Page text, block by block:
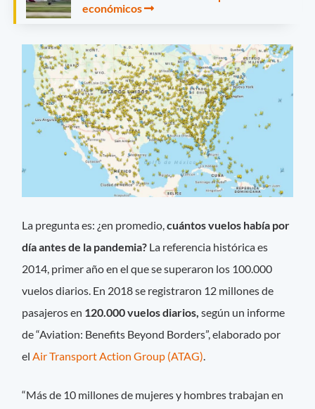
económicos
La pregunta es: ¿en promedio,cuántos vuelos había por
día antes de la pandemia? La referencia histórica es
2014, primer año en el que se superaron los 100.000
vuelos diarios. En 2018 se registraron 12 millones de
pasajeros en 120.000 vuelos diarios, según un informe
de “Aviation: Benefits Beyond Borders”, elaborado por
elAir Transport Action Group (ATAG).
“Más de 10 millones de mujeres y hombres trabajan en